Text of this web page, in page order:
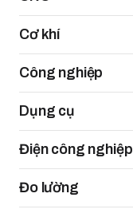
Cơ khí
Công nghiệp
Dụng cụ
Điện công nghiệp
Đo lường